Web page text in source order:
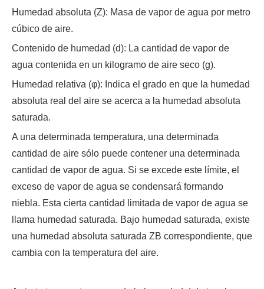
Humedad absoluta (Z): Masa de vapor de agua por metro
cúbico de aire.
Contenido de humedad (d): La cantidad de vapor de
agua contenida en un kilogramo de aire seco (g).
Humedad relativa (φ): Indica el grado en que la humedad
absoluta real del aire se acerca a la humedad absoluta
saturada.
A una determinada temperatura, una determinada
cantidad de aire sólo puede contener una determinada
cantidad de vapor de agua. Si se excede este límite, el
exceso de vapor de agua se condensará formando
niebla. Esta cierta cantidad limitada de vapor de agua se
llama humedad saturada. Bajo humedad saturada, existe
una humedad absoluta saturada ZB correspondiente, que
cambia con la temperatura del aire.